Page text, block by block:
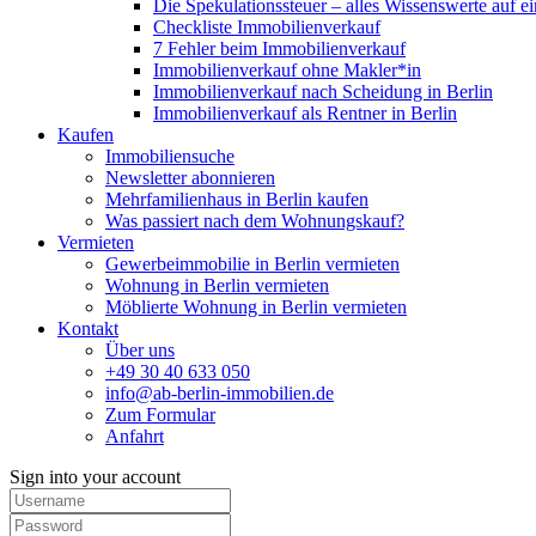
Die Spekulationssteuer – alles Wissenswerte auf
Checkliste Immobilienverkauf
7 Fehler beim Immobilienverkauf
Immobilienverkauf ohne Makler*in
Immobilienverkauf nach Scheidung in Berlin
Immobilienverkauf als Rentner in Berlin
Kaufen
Immobiliensuche
Newsletter abonnieren
Mehrfamilienhaus in Berlin kaufen
Was passiert nach dem Wohnungskauf?
Vermieten
Gewerbeimmobilie in Berlin vermieten
Wohnung in Berlin vermieten
Möblierte Wohnung in Berlin vermieten
Kontakt
Über uns
+49 30 40 633 050
info@ab-berlin-immobilien.de
Zum Formular
Anfahrt
Sign into your account